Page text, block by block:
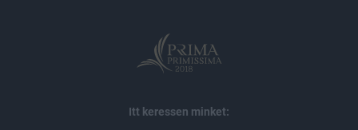
Itt keressen minket: